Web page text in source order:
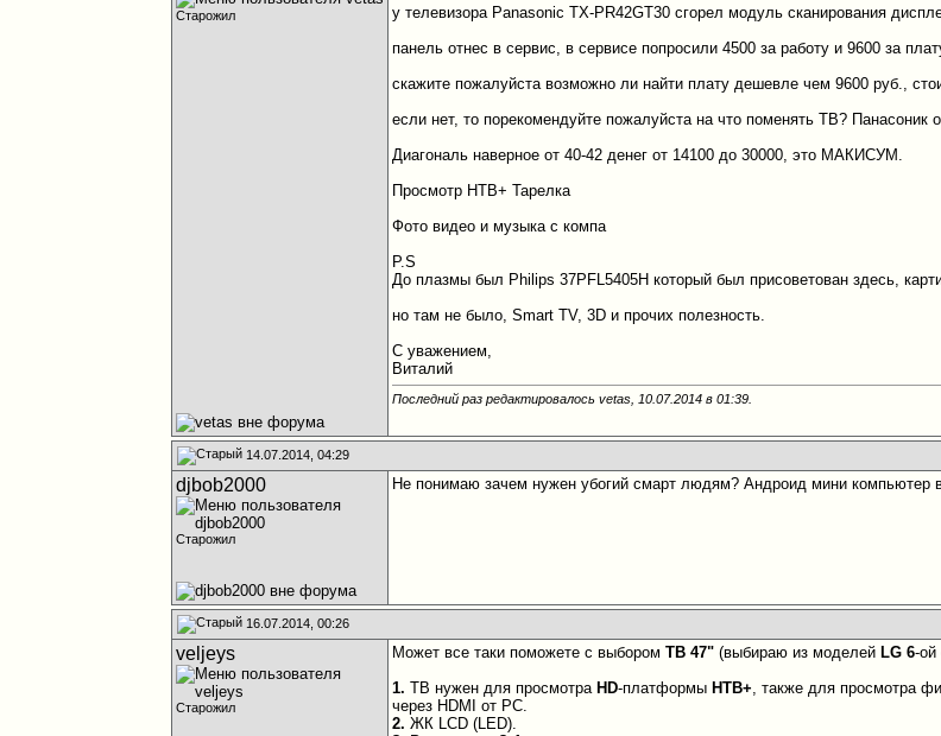
Старожил
у телевизора Panasonic TX-PR42GT30 сгорел модуль сканирования
панель отнес в сервис, в сервисе попросили 4500 за работу и 9600 за
скажите пожалуйста возможно ли найти плату дешевле чем 9600 руб.,
если нет, то порекомендуйте пожалуйста на что поменять ТВ? Панасоник
Диагональ наверное от 40-42 денег от 14100 до 30000, это МАКИСУМ.
Просмотр НТВ+ Тарелка
Фото видео и музыка с компа
P.S
До плазмы был Philips 37PFL5405H который был присоветован здесь,
но там не было, Smart TV, 3D и прочих полезность.
С уважением,
Виталий
Последний раз редактировалось vetas, 10.07.2014 в01:39
14.07.2014, 04:29
djbob2000
Старожил
Не понимаю зачем нужен убогий смарт людям? Андроид мини
16.07.2014, 00:26
veljeys
Старожил
Может все таки поможете с выборомТВ 47" (выбираю из моделей LG 6-
1. ТВ нужен для просмотра HD-платформы НТВ+, также для просмотра
через HDMI от PC.
2. ЖК LCD (LED).